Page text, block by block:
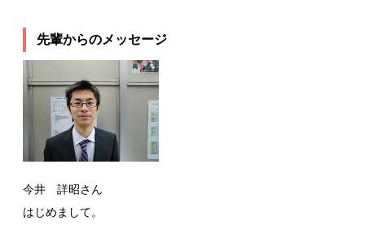
先輩からのメッセージ
今井 詳昭さん
はじめまして。